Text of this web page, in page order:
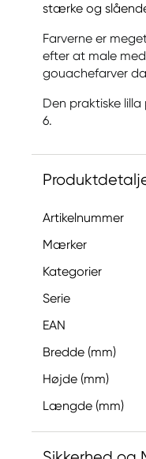
stærke og
Farverne er
efter at male
gouachefarver
Den praktiske
6.
Artikelnummer
Mærker
Kategorier
Serie
EAN
Bredde (mm)
Højde (mm)
Længde (mm)